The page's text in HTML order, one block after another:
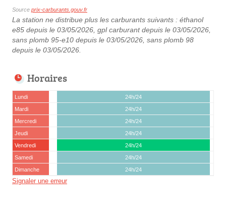
Source prix-carburants.gouv.fr
La station ne distribue plus les carburants suivants : éthanol
e85 depuis le 03/05/2026, gpl carburant depuis le 03/05/2026,
sans plomb 95-e10 depuis le 03/05/2026, sans plomb 98
depuis le 03/05/2026.
Horaires
Lundi
24h/24
Mardi
24h/24
Mercredi
24h/24
Jeudi
24h/24
Vendredi
24h/24
Samedi
24h/24
Dimanche
24h/24
Signaler une erreur